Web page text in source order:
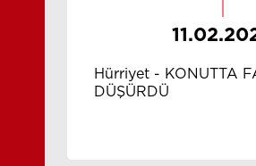
Hürriyet - KONUTTA
DÜŞÜRDÜ